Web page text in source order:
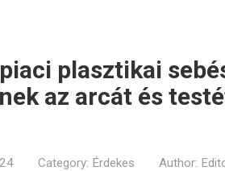
plasztikai
az arcát és
Category: Érdekes Author: